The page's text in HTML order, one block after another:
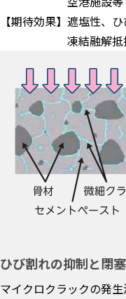
【期待効果】遮塩性、
凍結融解抵抗、
ひび割れの抑制と閉塞
マイクロクラックの発